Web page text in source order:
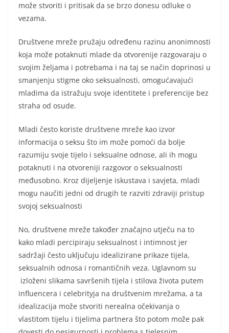
može stvoriti i pritisak da se brzo donesu odluke o
vezama.
Društvene mreže pružaju određenu razinu anonimnosti
koja može potaknuti mlade da otvorenije razgovaraju o
svojim željama i potrebama i na taj se način doprinosi u
smanjenju stigme oko seksualnosti, omogućavajući
mladima da istražuju svoje identitete i preferencije bez
straha od osude.
Mladi često koriste društvene mreže kao izvor
informacija o seksu što im može pomoći da bolje
razumiju svoje tijelo i seksualne odnose, ali ih mogu
potaknuti i na otvoreniji razgovor o seksualnosti
međusobno. Kroz dijeljenje iskustava i savjeta, mladi
mogu naučiti jedni od drugih te razviti zdraviji pristup
svojoj seksualnosti
No, društvene mreže također značajno utječu na to
kako mladi percipiraju seksualnost i intimnost jer
sadržaji često uključuju idealizirane prikaze tijela,
seksualnih odnosa i romantičnih veza. Uglavnom su
izloženi slikama savršenih tijela i stilova života putem
influencera i celebrityja na društvenim mrežama, a ta
idealizacija može stvoriti nerealna očekivanja o
vlastitom tijelu i tijelima partnera što potom može pak